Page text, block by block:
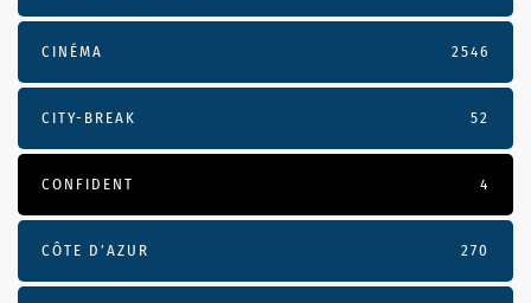
CINÉMA 2546
CITY-BREAK 52
CONFIDENT 4
CÔTE D’AZUR 270